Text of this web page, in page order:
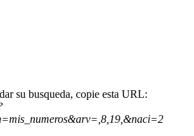
su busqueda, copie esta URL: